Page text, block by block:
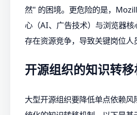
然" 的困境。更危险的是，
心（AI、广告技术）与浏览器核
存在资源竞争，导致关键岗位人
开源组织的知识转
大型开源组织要降低单点依赖风